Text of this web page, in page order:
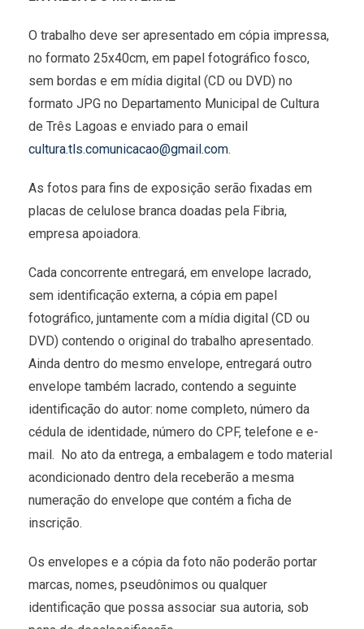
O trabalho deve ser apresentado em cópia impressa,
no formato 25x40cm, em papel fotográfico fosco,
sem bordas e em mídia digital (CD ou DVD) no
formato JPG no Departamento Municipal de Cultura
de Três Lagoas e enviado para o email
cultura.tls.comunicacao@gmail.com.
As fotos para fins de exposição serão fixadas em
placas de celulose branca doadas pela Fibria,
empresa apoiadora.
Cada concorrente entregará, em envelope lacrado,
sem identificação externa, a cópia em papel
fotográfico, juntamente com a mídia digital (CD ou
DVD) contendo o original do trabalho apresentado.
Ainda dentro do mesmo envelope, entregará outro
envelope também lacrado, contendo a seguinte
identificação do autor: nome completo, número da
cédula de identidade, número do CPF, telefone e e-
mail. No ato da entrega, a embalagem e todo material
acondicionado dentro dela receberão a mesma
numeração do envelope que contém a ficha de
inscrição.
Os envelopes e a cópia da foto não poderão portar
marcas, nomes, pseudônimos ou qualquer
identificação que possa associar sua autoria, sob